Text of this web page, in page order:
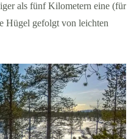
als fünf Kilometern eine (für
Hügel gefolgt von leichten